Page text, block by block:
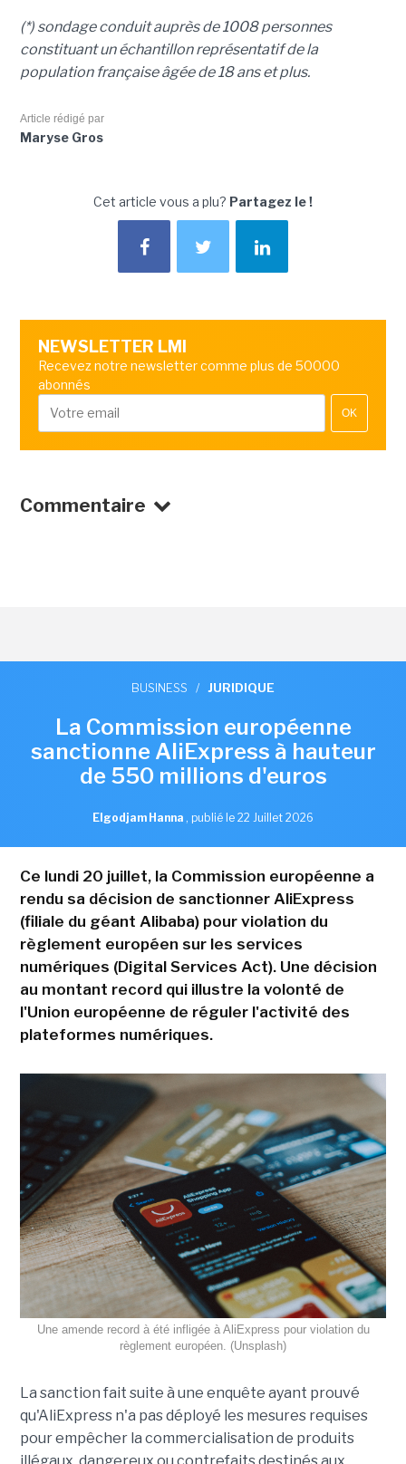
(*) sondage conduit auprès de 1008 personnes
constituant un échantillon représentatif de la
population française âgée de 18 ans et plus.
Article rédigé par
Maryse Gros
Cet article vous a plu? Partagez le !
NEWSLETTER LMI
Recevez notre newsletter comme plus de 50000
abonnés
OK
Commentaire
BUSINESS / JURIDIQUE
La Commission européenne
sanctionne AliExpress à hauteur
de 550 millions d'euros
Elgodjam Hanna , publié le 22 Juillet 2026
Ce lundi 20 juillet, la Commission européenne a
rendu sa décision de sanctionner AliExpress
(filiale du géant Alibaba) pour violation du
règlement européen sur les services
numériques (Digital Services Act). Une décision
au montant record qui illustre la volonté de
l'Union européenne de réguler l'activité des
plateformes numériques.
Une amende record à été infligée à AliExpress pour violation du
règlement européen. (Unsplash)
La sanction fait suite à une enquête ayant prouvé
qu'AliExpress n'a pas déployé les mesures requises
pour empêcher la commercialisation de produits